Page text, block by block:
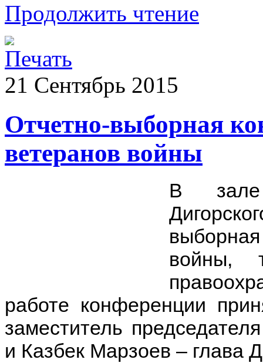
Продолжить чтение
21 Сентябрь 2015
Отчетно-выборная
ветеранов войны
В зале
войны,
работе конференции
заместитель
и Казбек Марзоев – глава